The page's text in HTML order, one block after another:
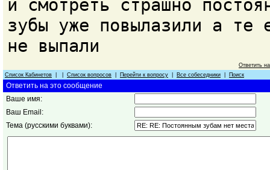
и смотреть страшно
зубы уже повылазили а те
не выпали
Ответить
Список Кабинетов
Список вопросов Перейти к вопросу Все собеседники Поиск
Ответить на это сообщение
Ваше имя:
Ваш Email:
Тема (русскими буквами):